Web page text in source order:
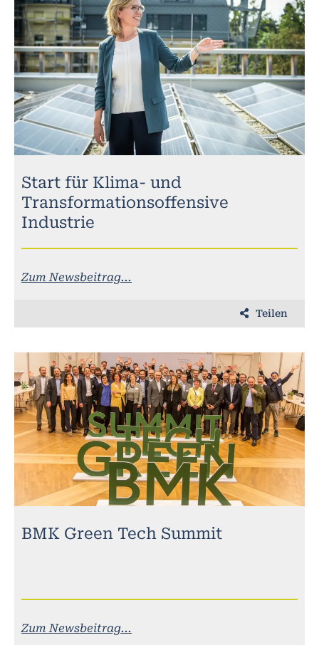
Start für Klima- und
Transformationsoffensive
Industrie
Zum Newsbeitrag...
Teilen
BMK Green Tech Summit
Zum Newsbeitrag...